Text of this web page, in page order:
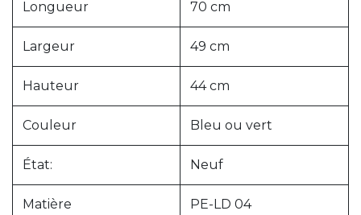
Longueur 70 cm
Largeur 49 cm
Hauteur 44 cm
Couleur Bleu ou vert
État: Neuf
Matière
PE-LD 04